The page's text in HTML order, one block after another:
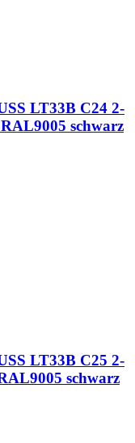
LT33B C24 2-
schwarz
LT33B C25 2-
schwarz